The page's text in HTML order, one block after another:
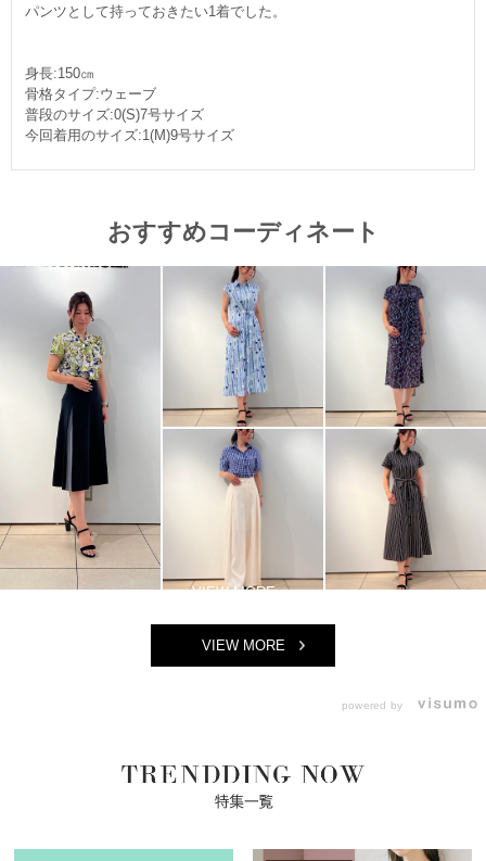
パンツとして持っておきたい1着でした。
身長:150㎝
骨格タイプ:ウェーブ
普段のサイズ:0(S)7号サイズ
今回着用のサイズ:1(M)9号サイズ
おすすめコーディネート
VIEW MORE
powered by